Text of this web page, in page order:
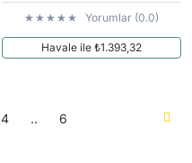
Yorumlar (0.0)
Havale ile ₺1.393,32
4 .. 6